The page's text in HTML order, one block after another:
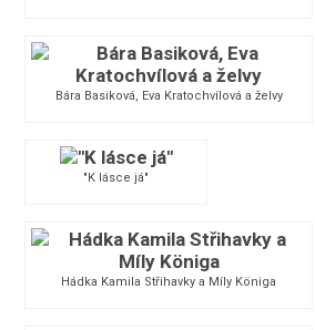
Bára Basiková, Eva Kratochvílová a želvy
"K lásce já"
Hádka Kamila Střihavky a Míly Königa